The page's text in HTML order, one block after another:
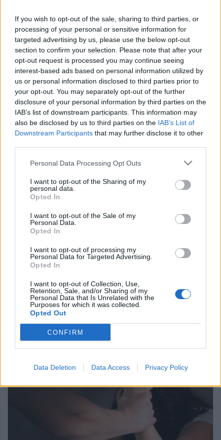
If you wish to opt-out of the sale, sharing to third parties, or
processing of your personal or sensitive information for
targeted advertising by us, please use the below opt-out
section to confirm your selection. Please note that after your
opt-out request is processed you may continue seeing
interest-based ads based on personal information utilized by
us or personal information disclosed to third parties prior to
your opt-out. You may separately opt-out of the further
disclosure of your personal information by third parties on the
IAB’s list of downstream participants. This information may
also be disclosed by us to third parties on the IAB’s List of
Downstream Participants that may further disclose it to other
Personal Data Processing Opt Outs
I want to opt-out of the Sharing of my
personal data.
Opted In
I want to opt-out of the Sale of my
Personal Data.
Opted In
I want to opt-out of processing my
Personal Data for Targeted Advertising.
Opted In
I want to opt-out of Collection, Use,
Retention, Sale, and/or Sharing of my
Personal Data that Is Unrelated with the
Purposes for which it was collected.
Opted Out
CONFIRM
Data Deletion Data Access Privacy Policy
Σχετικά Άρθρα
Εφιάλτης για γυναίκα στην Πάτρα: Ο σύζυγός
της την καταδίωκε οδικώς μέχρι το
Αστυνομικό Τμήμα
23/07/2026 19:22